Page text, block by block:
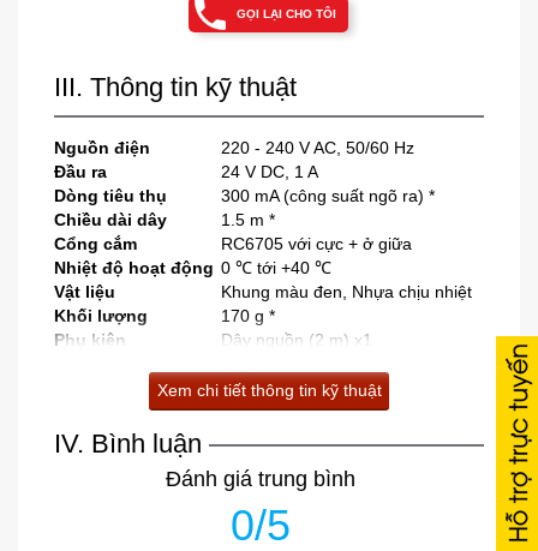
GỌI LẠI CHO TÔI
III. Thông tin kỹ thuật
Nguồn điện
220 - 240 V AC, 50/60 Hz
Đầu ra
24 V DC, 1 A
Dòng tiêu thụ
300 mA (công suất ngõ ra) *
Chiều dài dây
1.5 m *
Cổng cắm
RC6705 với cực + ở giữa
Nhiệt độ hoạt động 0 ℃ tới +40 ℃
Vật liệu
Khung màu đen, Nhựa chịu nhiệt
Khối lượng
170 g *
Phụ kiện
Dây nguồn (2 m) x1
Xem chi tiết thông tin kỹ thuật
IV. Bình luận
Đánh giá trung bình
0/5